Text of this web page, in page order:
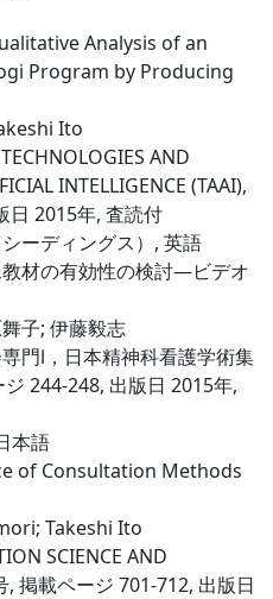
Analysis of an
Program by Producing
Ito
AND
INTELLIGENCE (TAAI),
日 2015年, 査読付
ーディングス）, 英語
材の有効性の検討―ビデオ
子; 伊藤毅志
門Ⅰ，日本精神科看護学術集
244-248, 出版日 2015年,
本語
of Consultation Methods
Takeshi Ito
SCIENCE AND
, 掲載ページ 701-712, 出版日